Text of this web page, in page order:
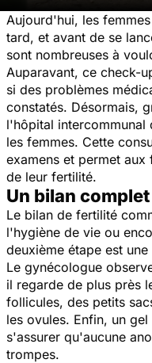
Aujourd'hui, les
tard, et avant de se
sont nombreuses à
Auparavant, ce check-
si des problèmes
constatés. Désormais,
l'hôpital intercommunal
les femmes. Cette
examens et permet
de leur fertilité.
Un bilan
Le bilan de fertilité
l'hygiène de vie ou
deuxième étape est
Le gynécologue
il regarde de plus près
follicules, des petits
les ovules. Enfin, un
s'assurer qu'aucune
trompes.